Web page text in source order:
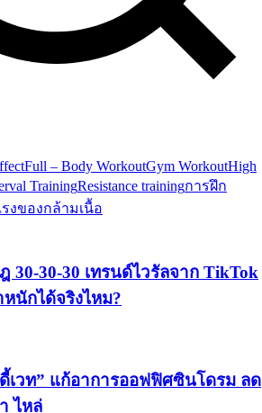
Full – Body WorkoutGym WorkoutHigh
TrainingResistance trainingการฝึก
งของกล้ามเนื้อ
30-30-30 เทรนด์ไวรัลจาก TikTok
นักได้จริงไหม?
เวท” แก้อาการออฟฟิศซินโดรม ลด
ไหล่